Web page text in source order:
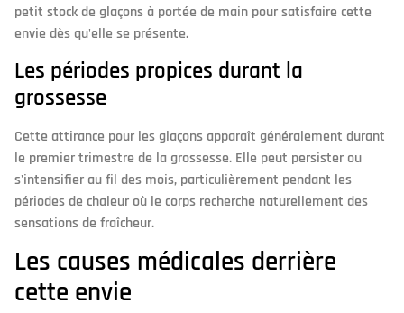
petit stock de glaçons à portée de main pour satisfaire cette
envie dès qu'elle se présente.
Les périodes propices durant la
grossesse
Cette attirance pour les glaçons apparaît généralement durant
le premier trimestre de la grossesse. Elle peut persister ou
s'intensifier au fil des mois, particulièrement pendant les
périodes de chaleur où le corps recherche naturellement des
sensations de fraîcheur.
Les causes médicales derrière
cette envie